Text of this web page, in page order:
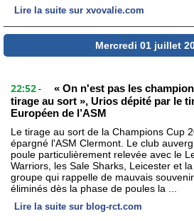
Lire la suite sur xvovalie.com
Mercredi 01 juillet
22:52 -
« On n'est pas les
tirage au sort », Urios dépité par le
Européen de l’ASM
Le tirage au sort de la Champions Cup
épargné l'ASM Clermont. Le club
poule particulièrement relevée avec le
Warriors, les Sale Sharks, Leicester et
groupe qui rappelle de mauvais
éliminés dès la phase de poules la ...
Lire la suite sur blog-rct.com